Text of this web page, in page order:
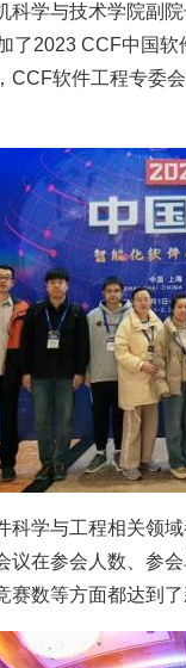
科学与技术学院副
了2023 CCF中国
CCF软件工程专委
科学与工程相关领
议在参会人数、参
赛数等方面都达到了